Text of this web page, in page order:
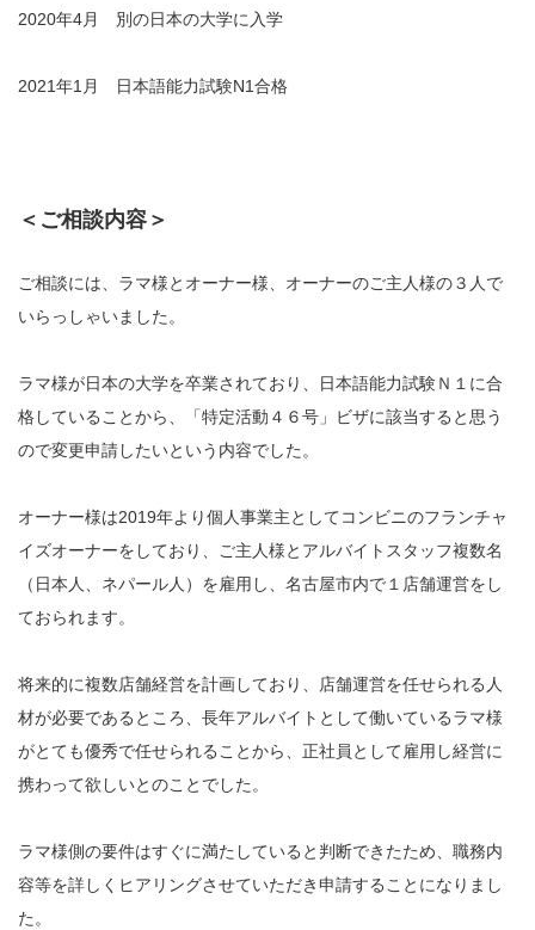
2020年4月 別の日本の大学に入学
2021年1月 日本語能力試験N1合格
＜ご相談内容＞
ご相談には、ラマ様とオーナー様、オーナーのご主人様の３人で
いらっしゃいました。
ラマ様が日本の大学を卒業されており、日本語能力試験Ｎ１に合
格していることから、「特定活動４６号」ビザに該当すると思う
ので変更申請したいという内容でした。
オーナー様は2019年より個人事業主としてコンビニのフランチャ
イズオーナーをしており、ご主人様とアルバイトスタッフ複数名
（日本人、ネパール人）を雇用し、名古屋市内で１店舗運営をし
ておられます。
将来的に複数店舗経営を計画しており、店舗運営を任せられる人
材が必要であるところ、長年アルバイトとして働いているラマ様
がとても優秀で任せられることから、正社員として雇用し経営に
携わって欲しいとのことでした。
ラマ様側の要件はすぐに満たしていると判断できたため、職務内
容等を詳しくヒアリングさせていただき申請することになりまし
た。